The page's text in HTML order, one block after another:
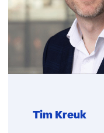
Tim Kreuk